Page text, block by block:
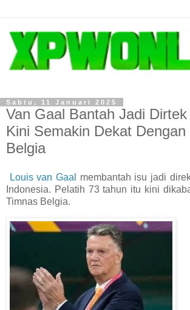
Sabtu, 11 Januari 2025
Van Gaal Bantah Jadi
Kini Semakin Dekat Dengan
Belgia
Louis van Gaal
membantah isu jadi
Indonesia. Pelatih 73 tahun itu kini
Timnas Belgia.